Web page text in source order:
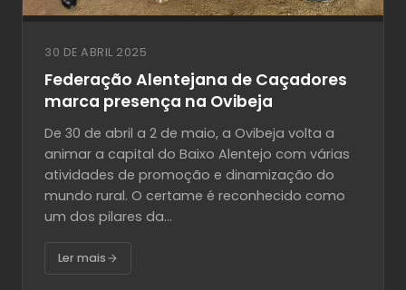
30 DE ABRIL 2025
Federação Alentejana de Caçadores
marca presença na Ovibeja
De 30 de abril a 2 de maio, a Ovibeja volta a
animar a capital do Baixo Alentejo com várias
atividades de promoção e dinamização do
mundo rural. O certame é reconhecido como
um dos pilares da...
Ler mais